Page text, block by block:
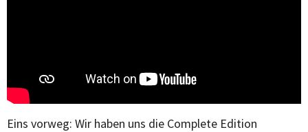
Eins vorweg: Wir haben uns die Complete Edition